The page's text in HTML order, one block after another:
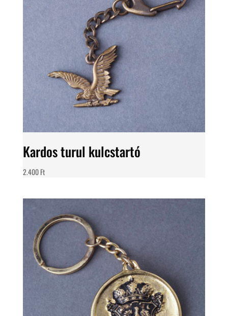
Kardos turul kulcstartó
2.400Ft